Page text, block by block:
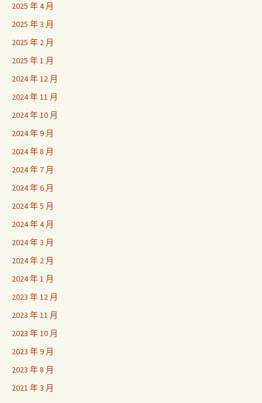
2025 年 4 月
2025 年 3 月
2025 年 2 月
2025 年 1 月
2024 年 12 月
2024 年 11 月
2024 年 10 月
2024 年 9 月
2024 年 8 月
2024 年 7 月
2024 年 6 月
2024 年 5 月
2024 年 4 月
2024 年 3 月
2024 年 2 月
2024 年 1 月
2023 年 12 月
2023 年 11 月
2023 年 10 月
2023 年 9 月
2023 年 8 月
2021 年 3 月